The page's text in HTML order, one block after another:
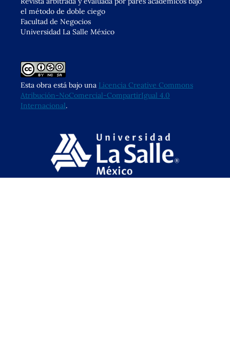
el método de doble ciego
Facultad de Negocios
Universidad La Salle México
Esta obra está bajo una Licencia Creative Commons
Atribución-NoComercial-CompartirIgual 4.0
Internacional.